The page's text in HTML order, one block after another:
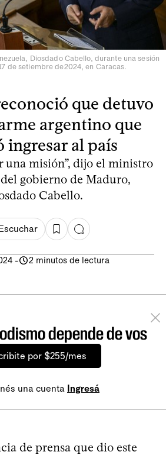
Diosdado Cabello, durante una sesión
de setiembre de2024, en Caracas.
que detuvo
argentino que
ingresar al país
una misión”, dijo el ministro
gobierno de Maduro,
Cabello.
Escuchar
- 2 minutos de lectura
depende de vos
por $255/mes
una cuenta Ingresá
de prensa que dio este